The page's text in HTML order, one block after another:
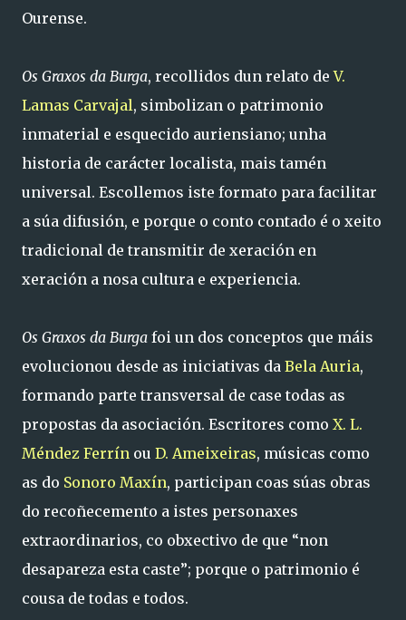
Ourense.
Os Graxos da Burga, recollidos dun relato deV.
Lamas Carvajal, simbolizan o patrimonio
inmaterial e esquecido auriensiano; unha
historia de carácter localista, mais tamén
universal. Escollemos iste formato para facilitar
a súa difusión, e porque o conto contado é o xeito
tradicional de transmitir de xeración en
xeración a nosa cultura e experiencia.
Os Graxos da Burga foi un dos conceptos que máis
evolucionou desde as iniciativas da Bela Auria,
formando parte transversal de case todas as
propostas da asociación. Escritores como X. L.
Méndez Ferrín ou D. Ameixeiras, músicas como
as do Sonoro Maxín, participan coas súas obras
do recoñecemento a istes personaxes
extraordinarios, co obxectivo de que “non
desapareza esta caste”; porque o patrimonio é
cousa de todas e todos.